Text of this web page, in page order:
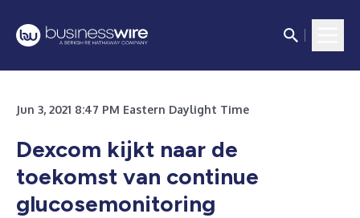
Jun 3, 2021 8:47 PM Eastern Daylight Time
Dexcom kijkt naar de
toekomst van continue
glucosemonitoring